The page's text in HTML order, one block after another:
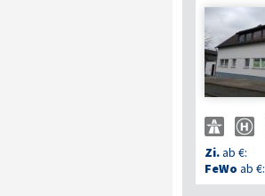
Zi.ab €:
FeWo ab €: